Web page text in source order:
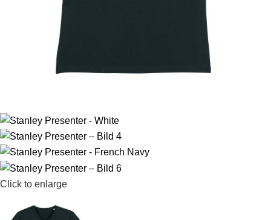
Click to enlarge